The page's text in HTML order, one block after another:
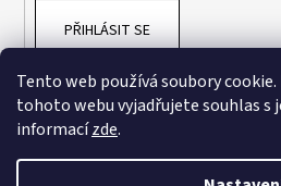
Tento web používá soubory
tohoto webu vyjadřujete souhlas s
informacízde.
PŘIHLÁSIT SE